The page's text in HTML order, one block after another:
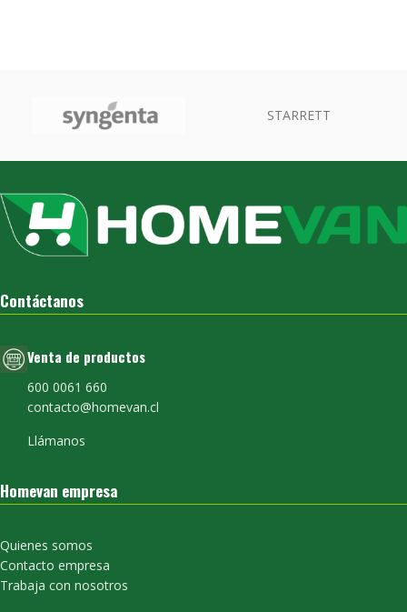
STARRETT
Contáctanos
Venta de productos
600 0061 660
contacto@homevan.cl
Llámanos
Homevan empresa
Quienes somos
Contacto empresa
Trabaja con nosotros